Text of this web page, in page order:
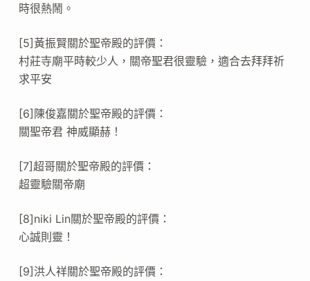
時很熱鬧。
[5]黃振賢關於聖帝殿的評價：
村莊寺廟平時較少人，關帝聖君很靈驗，適合去拜拜祈
求平安
[6]陳俊嘉關於聖帝殿的評價：
關聖帝君 神威顯赫！
[7]超哥關於聖帝殿的評價：
超靈驗關帝廟
[8]niki Lin關於聖帝殿的評價：
心誠則靈！
[9]洪人祥關於聖帝殿的評價：